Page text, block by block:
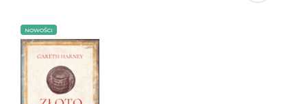
NOWOŚCI